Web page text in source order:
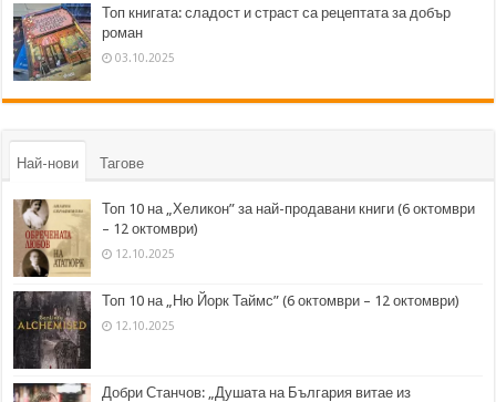
Топ книгата: сладост и страст са рецептата за добър
роман
03.10.2025
Най-нови Тагове
Топ 10 на „Хеликон” за най-продавани книги (6 октомври
– 12 октомври)
12.10.2025
Топ 10 на „Ню Йорк Таймс” (6 октомври – 12 октомври)
12.10.2025
Добри Станчов: „Душата на България витае из